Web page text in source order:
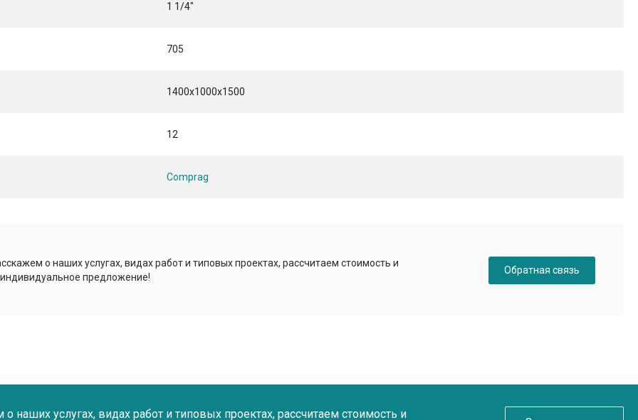
1 1/4"
705
1400x1000x1500
12
Comprag
о наших услугах, видах работ и типовых проектах, рассчитаем стоимость и
предложение!
Обратная связь
наших услугах, видах работ и типовых проектах, рассчитаем стоимость и